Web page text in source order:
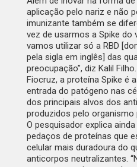
aplicação pelo nariz e não
imunizante também se
vez de usarmos a Spike do
vamos utilizar só a RBD
pela sigla em inglês] das
preocupação”, diz Kalil
Fiocruz, a proteína Spike é
entrada do patógeno nas
dos principais alvos dos
produzidos pelo organismo
O pesquisador explica
pedaços de proteínas que
celular mais duradoura do
anticorpos neutralizantes.